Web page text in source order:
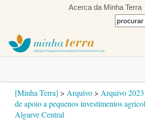
Acerca da Minha Terra
[Minha Terra] > Arquivo > Arquivo 2023
de apoio a pequenos investimentos
Algarve Central